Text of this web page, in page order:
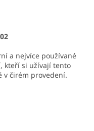
a nejvíce používané
kteří si užívají tento
v čirém provedení.